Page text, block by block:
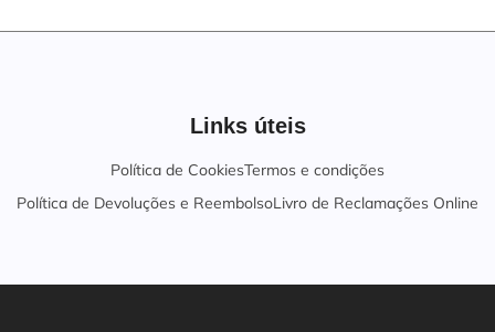
Links úteis
Política de CookiesTermos e condições
Política de Devoluções e ReembolsoLivro de Reclamações Online